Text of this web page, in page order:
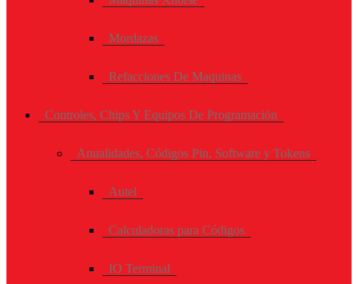
Mordazas
Refacciones De Maquinas
Controles, Chips Y Equipos De Programación
Anualidades, Códigos Pin, Software y Tokens
Autel
Calculadoras para Códigos
IO Terminal